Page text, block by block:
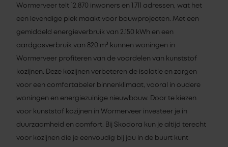
Wormerveer telt 12.870 inwoners en 1.711 adressen, wat het
een levendige plek maakt voor bouwprojecten. Met een
gemiddeld energieverbruik van 2.150 kWh en een
aardgasverbruik van 820 m³ kunnen woningen in
Wormerveer profiteren van de voordelen van kunststof
kozijnen. Deze kozijnen verbeteren de isolatie en zorgen
voor een comfortabeler binnenklimaat, vooral in oudere
woningen en energiezuinige nieuwbouw. Door te kiezen
voor kunststof kozijnen in Wormerveer investeer je in
duurzaamheid en comfort. Bij Skodora kun je altijd terecht
voor kozijnen die je eenvoudig bij jou in de buurt kunt